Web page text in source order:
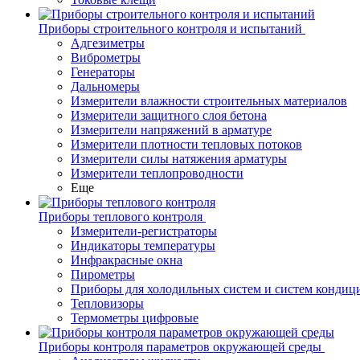
Приборы строительного контроля и испытаний
Адгезиметры
Виброметры
Генераторы
Дальномеры
Измерители влажности строительных материалов
Измерители защитного слоя бетона
Измерители напряжений в арматуре
Измерители плотности тепловых потоков
Измерители силы натяжения арматуры
Измерители теплопроводности
Еще
Приборы теплового контроля
Измерители-регистраторы
Индикаторы температуры
Инфракрасные окна
Пирометры
Приборы для холодильных систем и систем
Тепловизоры
Термометры цифровые
Приборы контроля параметров окружающей среды